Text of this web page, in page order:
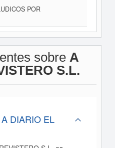
POR
sobre A
S.L.
DIARIO EL